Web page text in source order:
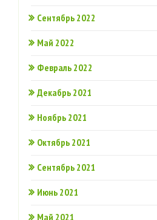
Сентябрь 2022
Май 2022
Февраль 2022
Декабрь 2021
Ноябрь 2021
Октябрь 2021
Сентябрь 2021
Июнь 2021
Май 2021